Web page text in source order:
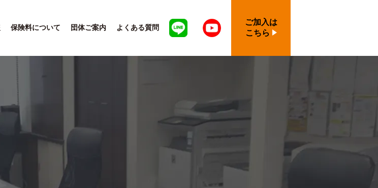
保険料について 団体ご案内 よくある質問
ご加入は
こちら